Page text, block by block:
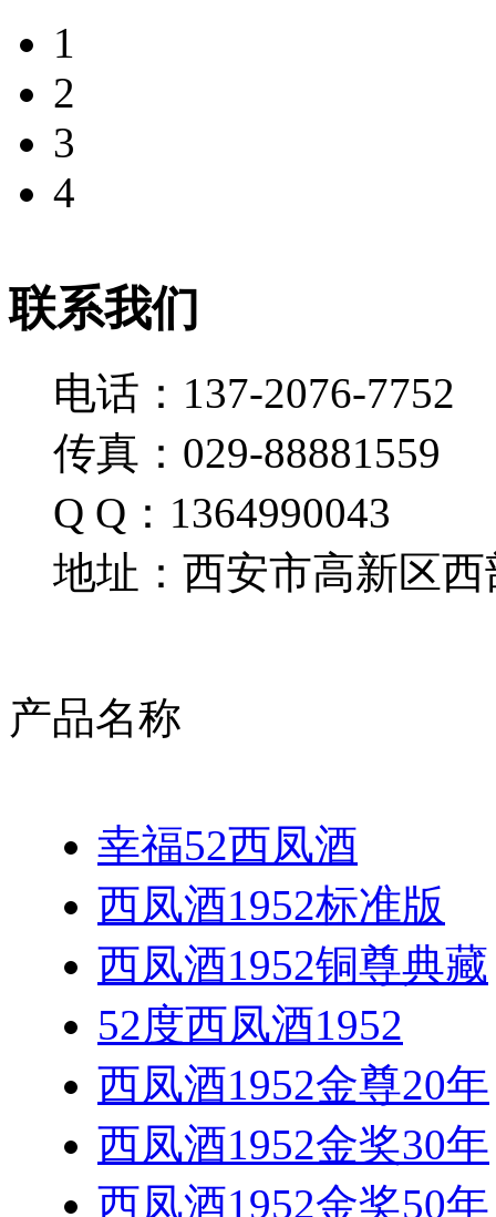
1
2
3
4
联系我们
电话：137-2076-7752
传真：029-88881559
Q Q：1364990043
地址：西安市高新区西
产品名称
幸福52西凤酒
西凤酒1952标准版
西凤酒1952铜尊典藏
52度西凤酒1952
西凤酒1952金尊20年
西凤酒1952金奖30年
西凤酒1952金奖50年